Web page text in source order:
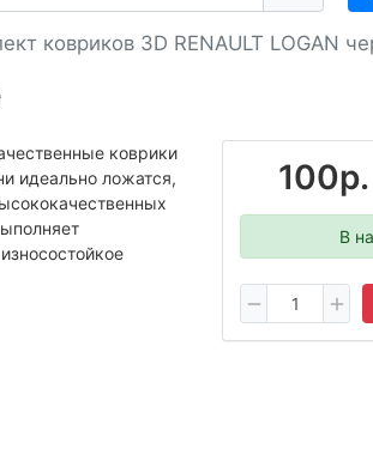
ковриков 3D RENAULT LOGAN
100р.
В
коврики
идеально ложатся,